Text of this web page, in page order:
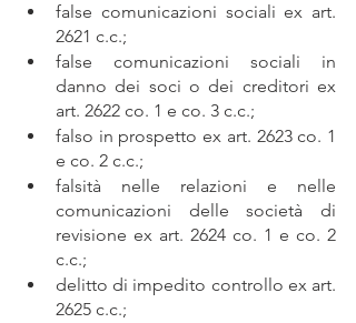
false comunicazioni sociali ex art.
2621 c.c.;
false comunicazioni sociali in
danno dei soci o dei creditori ex
art. 2622 co. 1 e co. 3 c.c.;
falso in prospetto ex art. 2623 co. 1
e co. 2 c.c.;
falsità nelle relazioni e nelle
comunicazioni delle società di
revisione ex art. 2624 co. 1 e co. 2
c.c.;
delitto di impedito controllo ex art.
2625 c.c.;